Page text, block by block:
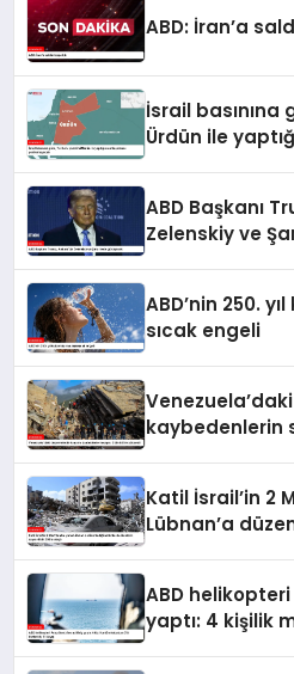
ABD: İran’a
İsrail basınına
Ürdün ile
ABD Başkanı
Zelenskiy ve
ABD’nin 250.
sıcak engeli
kaybedenlerin
Katil İsrail’in 2
Lübnan’a
ABD
yaptı: 4 kişilik